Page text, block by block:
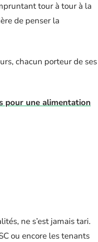
tour à tour à la
de penser la
chacun porteur de ses
pour une alimentation
ne s’est jamais tari.
ou encore les tenants